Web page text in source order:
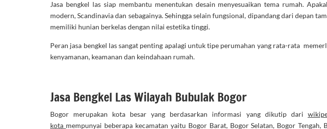
Jasa bengkel las siap membantu menentukan desain menyesuaikan tema rumah.
modern, Scandinavia dan sebagainya. Sehingga selain fungsional, dipandang dari depan
memiliki hunian berkelas dengan nilai estetika tinggi.
Peran jasa bengkel las sangat penting apalagi untuk tipe perumahan yang rata-rata
kenyamanan, keamanan dan keindahaan rumah.
Jasa Bengkel Las Wilayah Bubulak Bogor
Bogor merupakan kota besar yang berdasarkan informasi yang dikutip dari
kota mempunyai beberapa kecamatan yaitu Bogor Barat, Bogor Selatan, Bogor Tengah,